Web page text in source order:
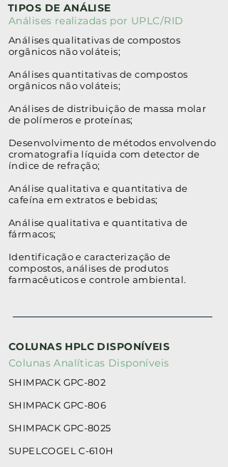
TIPOS DE ANÁLISE
Análises realizadas por UPLC/RID
Análises qualitativas de compostos
orgânicos não voláteis;
Análises quantitativas de compostos
orgânicos não voláteis;
Análises de distribuição de massa molar
de polímeros e proteínas;
Desenvolvimento de métodos envolvendo
cromatografia líquida com detector de
índice de refração;
Análise qualitativa e quantitativa de
cafeína em extratos e bebidas;
Análise qualitativa e quantitativa de
fármacos;
Identificação e caracterização de
compostos, análises de produtos
farmacêuticos e controle ambiental.
COLUNAS HPLC DISPONÍVEIS
Colunas Analíticas Disponíveis
SHIMPACK GPC-802
SHIMPACK GPC-806
SHIMPACK GPC-8025
SUPELCOGEL C-610H